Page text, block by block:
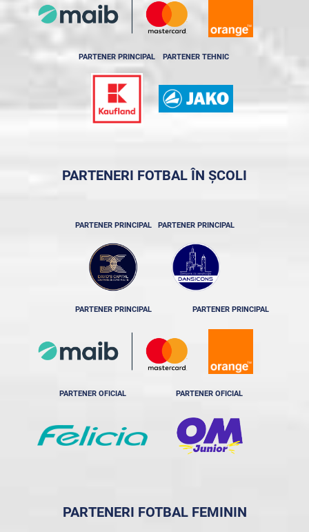
PARTENER PRINCIPAL PARTENER TEHNIC
PARTENERI FOTBAL ÎN ȘCOLI
PARTENER PRINCIPAL PARTENER PRINCIPAL
PARTENER PRINCIPAL PARTENER PRINCIPAL
PARTENER OFICIAL PARTENER OFICIAL
PARTENERI FOTBAL FEMININ